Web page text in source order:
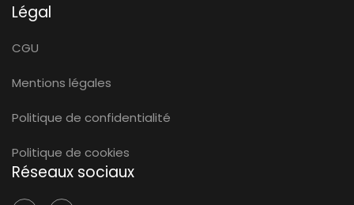
Légal
CGU
Mentions légales
Politique de confidentialité
Politique de cookies
Réseaux sociaux